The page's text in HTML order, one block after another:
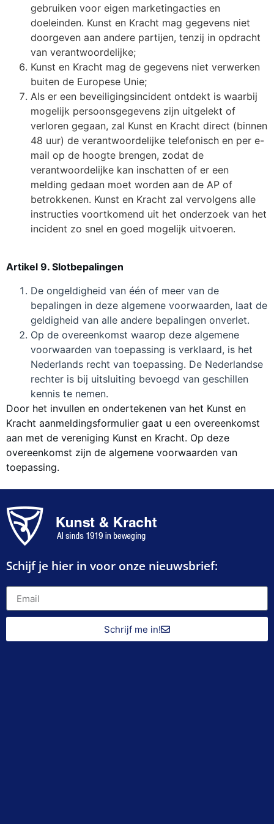
gebruiken voor eigen marketingacties en
doeleinden. Kunst en Kracht mag gegevens niet
doorgeven aan andere partijen, tenzij in opdracht
van verantwoordelijke;
Kunst en Kracht mag de gegevens niet verwerken
buiten de Europese Unie;
Als er een beveiligingsincident ontdekt is waarbij
mogelijk persoonsgegevens zijn uitgelekt of
verloren gegaan, zal Kunst en Kracht direct (binnen
48 uur) de verantwoordelijke telefonisch en per e-
mail op de hoogte brengen, zodat de
verantwoordelijke kan inschatten of er een
melding gedaan moet worden aan de AP of
betrokkenen. Kunst en Kracht zal vervolgens alle
instructies voortkomend uit het onderzoek van het
incident zo snel en goed mogelijk uitvoeren.
Artikel 9. Slotbepalingen
De ongeldigheid van één of meer van de
bepalingen in deze algemene voorwaarden, laat de
geldigheid van alle andere bepalingen onverlet.
Op de overeenkomst waarop deze algemene
voorwaarden van toepassing is verklaard, is het
Nederlands recht van toepassing. De Nederlandse
rechter is bij uitsluiting bevoegd van geschillen
kennis te nemen.
Door het invullen en ondertekenen van het Kunst en
Kracht aanmeldingsformulier gaat u een overeenkomst
aan met de vereniging Kunst en Kracht. Op deze
overeenkomst zijn de algemene voorwaarden van
toepassing.
Schijf je hier in voor onze nieuwsbrief:
Schrijf me in!